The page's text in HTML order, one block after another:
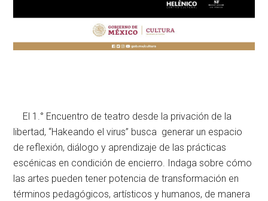
El 1.° Encuentro de teatro desde la privación de la
libertad, “Hakeando el virus” busca generar un espacio
de reflexión, diálogo y aprendizaje de las prácticas
escénicas en condición de encierro. Indaga sobre cómo
las artes pueden tener potencia de transformación en
términos pedagógicos, artísticos y humanos, de manera